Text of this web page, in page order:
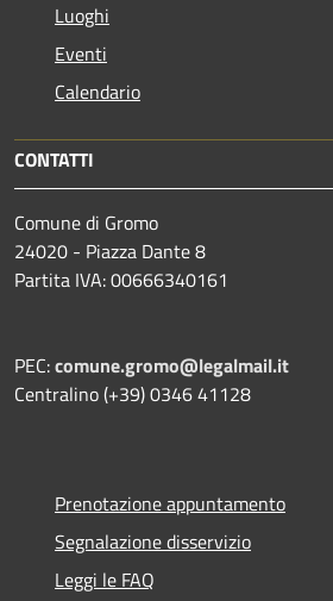
Luoghi
Eventi
Calendario
CONTATTI
Comune di Gromo
24020 - Piazza Dante 8
Partita IVA: 00666340161
PEC:comune.gromo@legalmail.it
Centralino (+39) 0346 41128
Prenotazione appuntamento
Segnalazione disservizio
Leggi le FAQ